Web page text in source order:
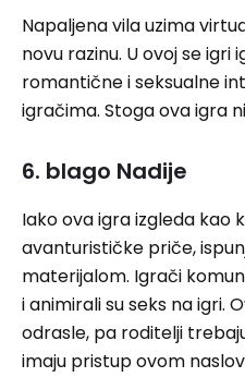
Napaljena vila uzima
novu razinu. U ovoj se igri
romantične i seksualne
igračima. Stoga ova igra
6. blago Nadije
Iako ova igra izgleda kao
avanturističke priče,
materijalom. Igrači
i animirali su seks na igri.
odrasle, pa roditelji
imaju pristup ovom